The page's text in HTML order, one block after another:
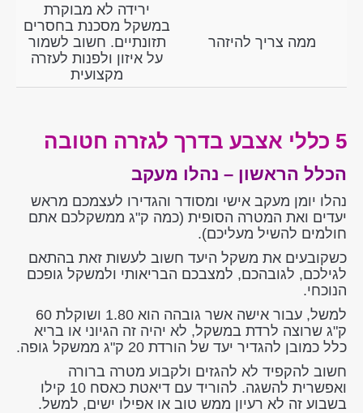
ממה צריך להיזהר
ירידה לא מבוקרת
במשקל מסכנת בחסרים
תזונתיים. חשוב לשמור
על איזון ולפנות לעזרה
מקצועית
5 כללי אצבע בדרך לגזרה חטובה
הכלל הראשון – נהלו מעקב
נהלו יומן מעקב אישי ומסודר והגדירו לעצמכם מראש
יעדים ואת המטרה הסופית (כמה ק"ג ממשקלכם אתם
חולמים להשיל מעליכם).
כשקובעים את משקל היעד חשוב לעשות זאת בהתאם
לגילכם, לגובהכם, למצבכם הבריאותי ולמשקל גופכם
הנוכחי.
למשל, עבור אישה אשר גובהה הוא 1.80 ושוקלת 60
ק"ג שרוצה לרדת במשקל, לא יהיה זה הגיוני או בריא
כלל כמובן להגדיר יעד של הורדת 20 ק"ג ממשקל גופה.
חשוב להקפיד לא להגזים ולקבוע מטרה ברורה
ואפשרית להשגה. להוריד עם דיאטת כאסח 10 קילו
בשבוע זה לא רעיון ממש טוב או אפילו ישים, למשל.